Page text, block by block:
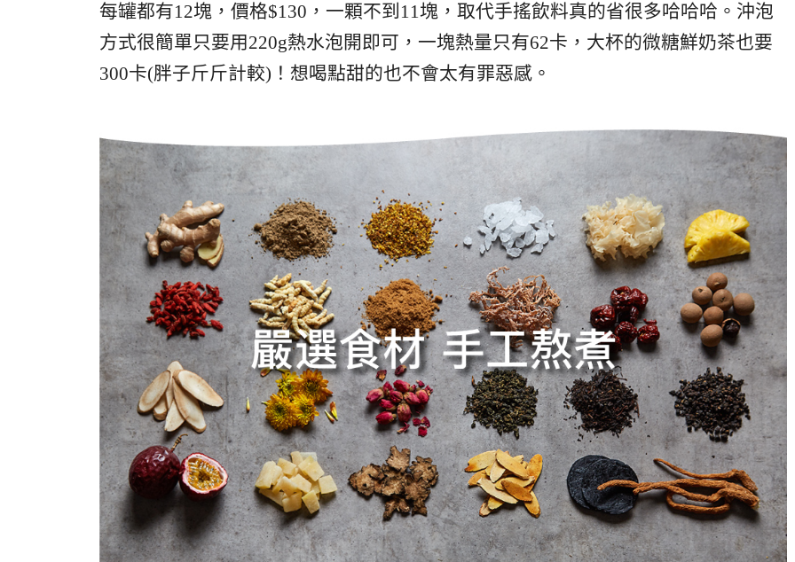
每罐都有12塊，價格$130，一顆不到11塊，取代手搖飲料真的省很多哈哈哈。沖泡
方式很簡單只要用220g熱水泡開即可，一塊熱量只有62卡，大杯的微糖鮮奶茶也要
300卡(胖子斤斤計較)！想喝點甜的也不會太有罪惡感。